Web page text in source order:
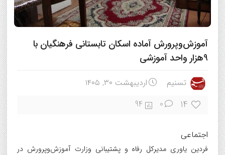
آموزش‌وپرورش آماده اسکان تابستانی فرهنگیان با
9هزار واحد آموزشی
تسنیم اردیبهشت ۳۰, ۱۴۰۵
14
0
94
اجتماعی
فردین یاوری مدیرکل رفاه و پشتیبانی وزارت آموزش‌وپرورش در